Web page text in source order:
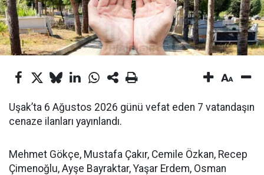
Uşak’ta 6 Ağustos 2026 günü vefat eden 7 vatandaşın
cenaze ilanları yayınlandı.
Mehmet Gökçe, Mustafa Çakır, Cemile Özkan, Recep
Çimenoğlu, Ayşe Bayraktar, Yaşar Erdem, Osman